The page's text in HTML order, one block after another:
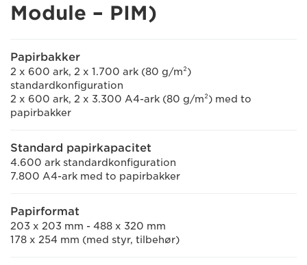
Module – PIM)
Papirbakker
2 x 600 ark, 2 x 1.700 ark (80 g/m²)
standardkonfiguration
2 x 600 ark, 2 x 3.300 A4-ark (80 g/m²) med to
papirbakker
Standard papirkapacitet
4.600 ark standardkonfiguration
7.800 A4-ark med to papirbakker
Papirformat
203 x 203 mm - 488 x 320 mm
178 x 254 mm (med styr, tilbehør)